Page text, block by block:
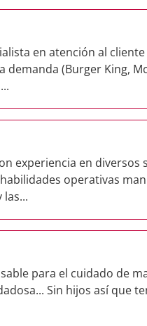
en atención al
(Burger King,
experiencia en diversos
operativas
para el cuidado de
Sin hijos así que